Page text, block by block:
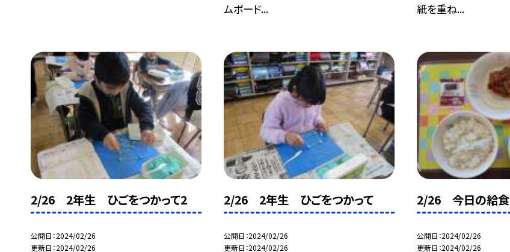
ムボード...
紙を重ね...
2/26 2年生 ひごをつかって2
公開日 2024/02/26
更新日 2024/02/26
2/26 2年生 ひごをつかって
公開日 2024/02/26
更新日 2024/02/26
2/26 今日の給食
公開日 2024/02/26
更新日 2024/02/26